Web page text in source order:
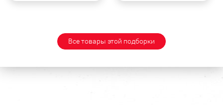
Все товары этой подборки